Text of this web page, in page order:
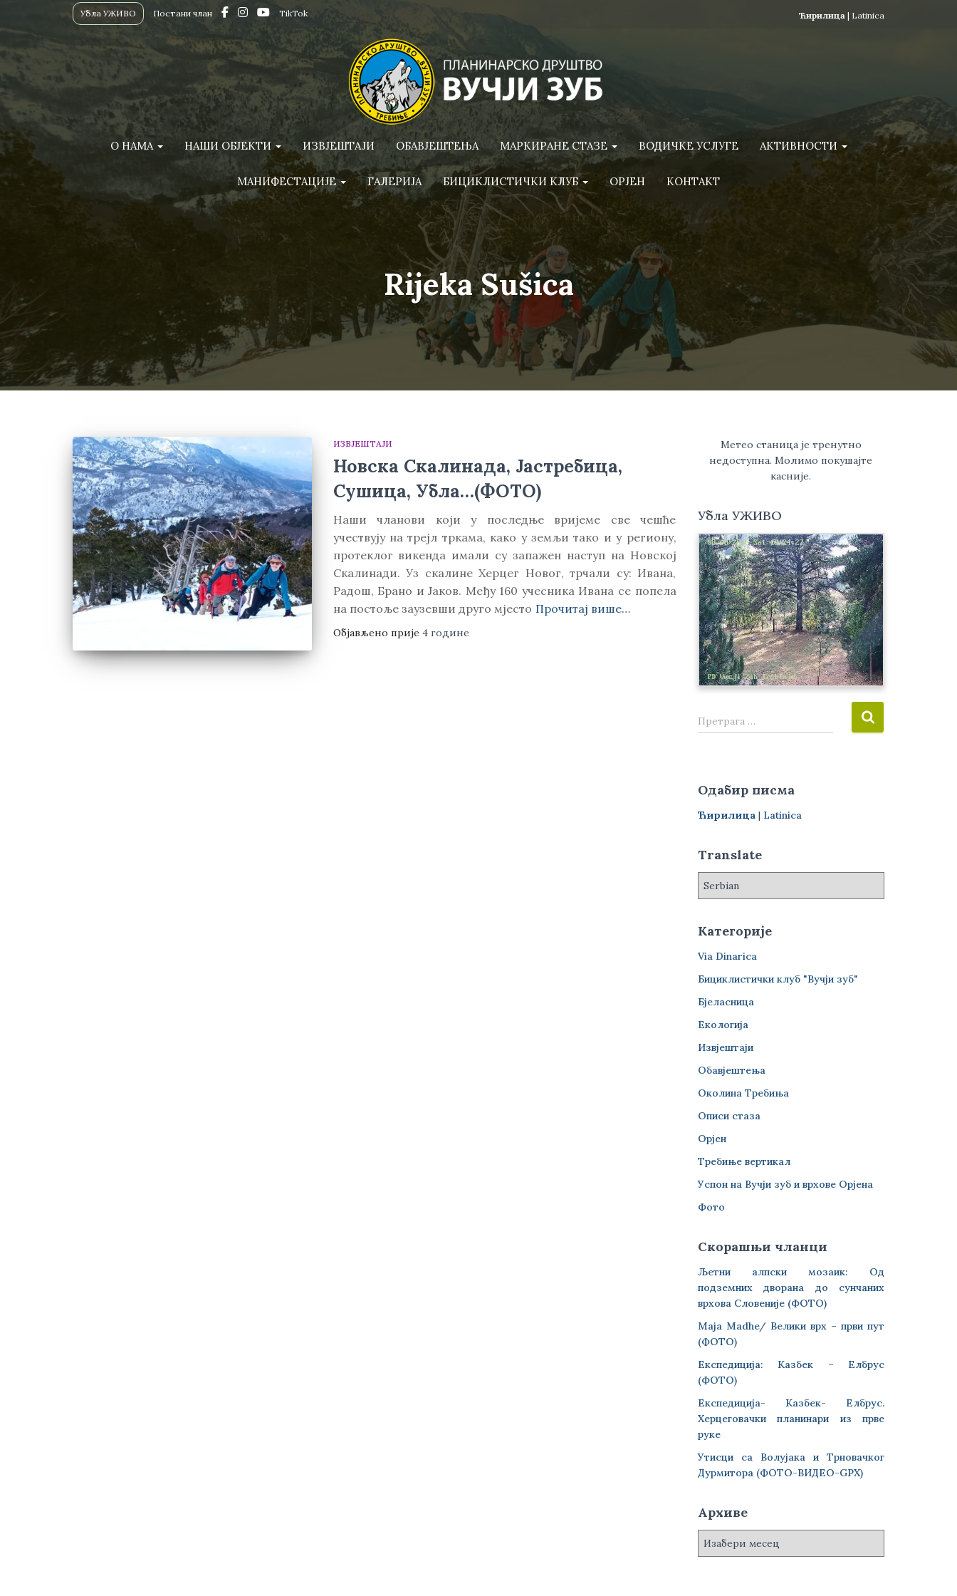
Ћирилица | Latinica
Убла УЖИВО Постани члан TikTok
О НАМА НАШИ ОБЈЕКТИ ИЗВЈЕШТАЈИ ОБАВЈЕШТЕЊА МАРКИРАНЕ СТАЗЕ ВОДИЧКЕ УСЛУГЕ АКТИВНОСТИ
МАНИФЕСТАЦИЈЕ ГАЛЕРИЈА БИЦИКЛИСТИЧКИ КЛУБ ОРЈЕН КОНТАКТ
Rijeka Sušica
ИЗВЈЕШТАЈИ
Новска Скалинада, Јастребица,
Сушица, Убла…(ФОТО)
Наши чланови који у последње вријеме све чешће
учествују на трејл тркама, како у земљи тако и у региону,
протеклог викенда имали су запажен наступ на Новској
Скалинади. Уз скалине Херцег Новог, трчали су: Ивана,
Радош, Брано и Јаков. Међу 160 учесника Ивана се попела
на постоље заузевши друго мјесто Прочитај више…
Објављено прије 4 године
Метео станица је тренутно
недоступна. Молимо покушајте
касније.
Убла УЖИВО
П
р
а
г
а
:
Претрага …
Одабир писма
Ћирилица | Latinica
Translate
Категорије
Via Dinarica
Бициклистички клуб "Вучји зуб"
Бјеласница
Екологија
Извјештаји
Обавјештења
Околина Требиња
Описи стаза
Орјен
Требиње вертикал
Успон на Вучји зуб и врхове Орјена
Фото
Скорашњи чланци
Љетни алпски мозаик: Од
подземних дворана до сунчаних
врхова Словеније (ФОТО)
Maja Madhe/ Велики врх – први пут
(ФОТО)
Експедиција: Казбек – Елбрус
(ФОТО)
Експедиција- Казбек- Елбрус.
Херцеговачки планинари из прве
руке
Утисци са Волујака и Трновачког
Дурмитора (ФОТО-ВИДЕО-GPX)
Архиве